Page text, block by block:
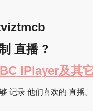
直播 ?
IPlayer及其
记录 他们喜欢的 直播